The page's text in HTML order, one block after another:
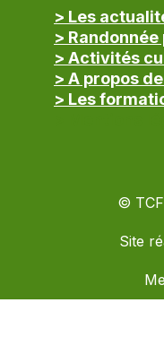
> Les
>
> Activités
> A propos
> Les
©
Site